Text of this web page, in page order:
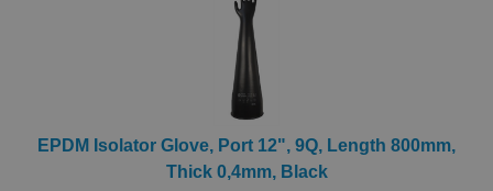
EPDM Isolator Glove, Port 12", 9Q, Length 800mm,
Thick 0,4mm, Black